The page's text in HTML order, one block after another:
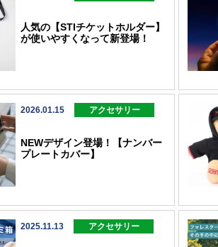
人気の【STIチケットホルダー】
が使いやすくなって新登場！
2026.01.15 アクセサリー
NEWデザイン登場！【ナンバー
プレートカバー】
2025.11.13 アクセサリー